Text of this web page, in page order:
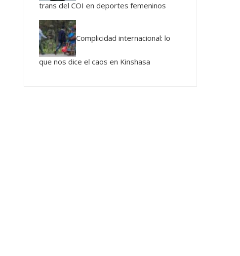
trans del COI en deportes femeninos
Complicidad internacional: lo
que nos dice el caos en Kinshasa